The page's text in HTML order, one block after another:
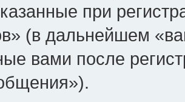
при
(в дальнейшем
вами после